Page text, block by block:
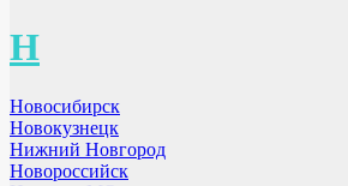
Н
Новосибирск
Новокузнецк
Нижний Новгород
Новороссийск